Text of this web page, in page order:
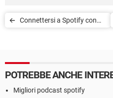
Connettersi a Spotify con
POTREBBE ANCHE
Migliori podcast spotify